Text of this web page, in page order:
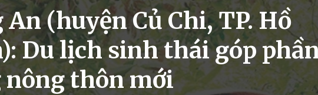
(huyện Củ Chi, TP. Hồ
Du lịch sinh thái góp
nông thôn mới